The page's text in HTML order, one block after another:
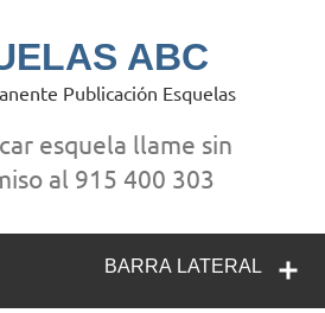
ABC
Publicación Esquelas
esquela llame sin
al 915 400 303
BARRA LATERAL